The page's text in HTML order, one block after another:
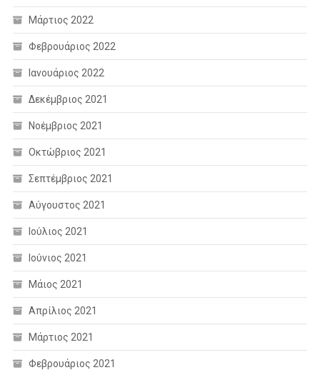
Μάρτιος 2022
Φεβρουάριος 2022
Ιανουάριος 2022
Δεκέμβριος 2021
Νοέμβριος 2021
Οκτώβριος 2021
Σεπτέμβριος 2021
Αύγουστος 2021
Ιούλιος 2021
Ιούνιος 2021
Μάιος 2021
Απρίλιος 2021
Μάρτιος 2021
Φεβρουάριος 2021